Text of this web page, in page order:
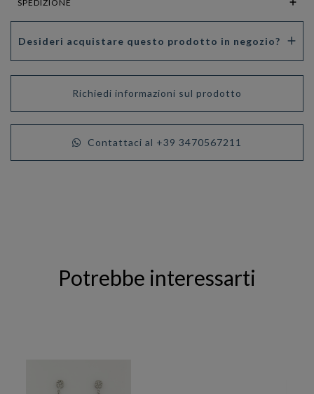
SPEDIZIONE
Desideri acquistare questo prodotto in negozio?
Richiedi informazioni sul prodotto
Contattaci al +39 3470567211
Potrebbe interessarti